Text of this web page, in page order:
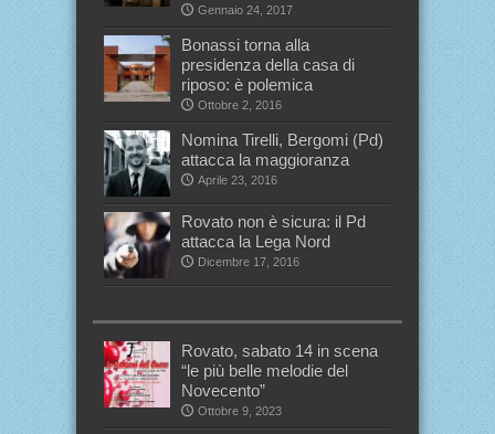
Gennaio 24, 2017
Bonassi torna alla
presidenza della casa di
riposo: è polemica
Ottobre 2, 2016
Nomina Tirelli, Bergomi (Pd)
attacca la maggioranza
Aprile 23, 2016
Rovato non è sicura: il Pd
attacca la Lega Nord
Dicembre 17, 2016
Rovato, sabato 14 in scena
“le più belle melodie del
Novecento”
Ottobre 9, 2023